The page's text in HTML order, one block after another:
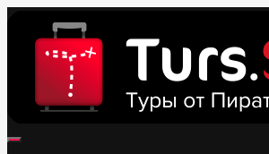
content